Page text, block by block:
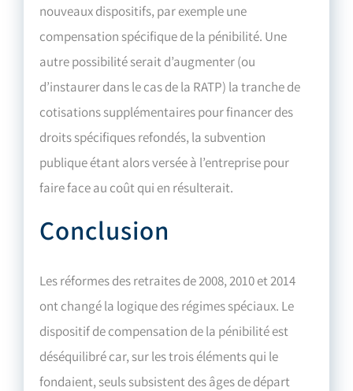
nouveaux dispositifs, par exemple une
compensation spécifique de la pénibilité. Une
autre possibilité serait d’augmenter (ou
d’instaurer dans le cas de la RATP) la tranche de
cotisations supplémentaires pour financer des
droits spécifiques refondés, la subvention
publique étant alors versée à l’entreprise pour
faire face au coût qui en résulterait.
Conclusion
Les réformes des retraites de 2008, 2010 et 2014
ont changé la logique des régimes spéciaux. Le
dispositif de compensation de la pénibilité est
déséquilibré car, sur les trois éléments qui le
fondaient, seuls subsistent des âges de départ